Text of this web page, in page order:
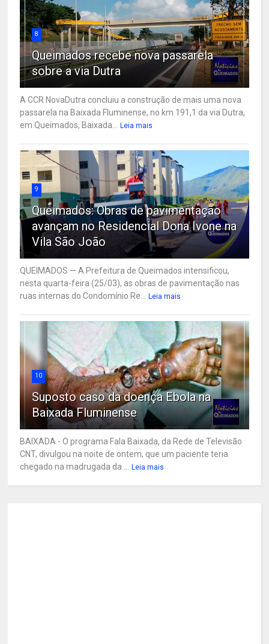
8
Queimados recebe nova passarela
sobre a via Dutra
A CCR NovaDutra concluiu a construção de mais uma nova
passarela na Baixada Fluminense, no km 191,1 da via Dutra,
em Queimados, Baixada...
Leia mais
9
Queimados: Obras de pavimentação
avançam no Residencial Dona Ivone na
Vila São João
QUEIMADOS — A Prefeitura de Queimados intensificou,
nesta quarta-feira (25/03), as obras de pavimentação nas
ruas internas do Condomínio Re...
Leia mais
10
Suposto caso da doença Ebola na
Baixada Fluminense
BAIXADA - O programa Fala Baixada, da Rede de Televisão
CNT, divulgou na noite de ontem, que um paciente teria
chegado na madrugada da ...
Leia mais